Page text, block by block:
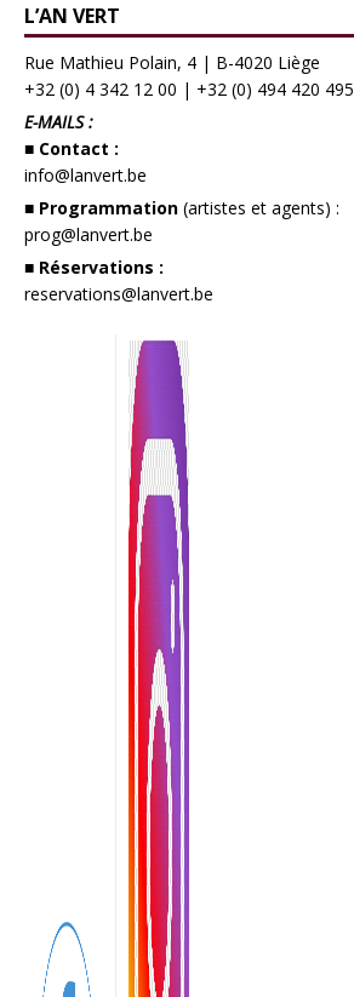
L’AN VERT
Rue Mathieu Polain, 4 | B-4020 Liège
+32 (0) 4 342 12 00 | +32 (0) 494 420 495
E-MAILS :
■ Contact :
info@lanvert.be
■ Programmation (artistes et agents) :
prog@lanvert.be
■ Réservations :
reservations@lanvert.be